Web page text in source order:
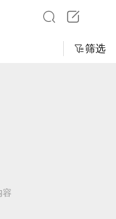
筛选
容